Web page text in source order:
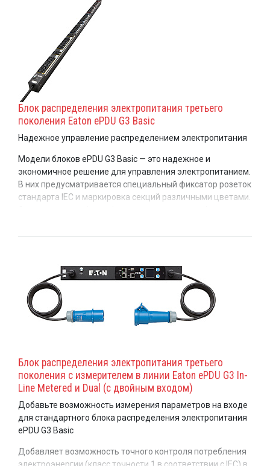
Блок распределения электропитания третьего
поколения Eaton ePDU G3 Basic
Надежное управление распределением электропитания
Модели блоков ePDU G3 Basic — это надежное и
экономичное решение для управления электропитанием.
В них предусматривается специальный фиксатор розеток
стандарта IEC и маркировка секций различными цветами.
Блок распределения электропитания третьего
поколения с измерителем в линии Eaton ePDU G3 In-
Line Metered и Dual (с двойным входом)
Добавьте возможность измерения параметров на входе
для стандартного блока распределения электропитания
ePDU G3 Basic
Добавляет возможность точного контроля потребления